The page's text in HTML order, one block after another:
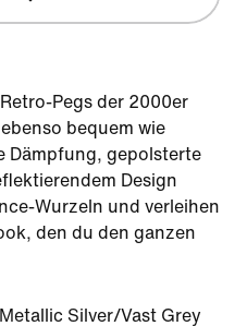
Pegs der 2000er
bequem wie
Dämpfung, gepolsterte
Design
Wurzeln und verleihen
den du den ganzen
Silver/Vast Grey